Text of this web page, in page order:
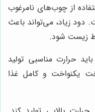
از چوب‌های نامرغوب
دود زیاد، می‌تواند باعث
زیست شود.
حرارت مناسبی تولید
یکنواخت و کامل غذا